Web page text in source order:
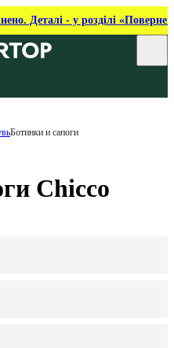
Деталі - у розділі
Ботинки и сапоги
Chicco